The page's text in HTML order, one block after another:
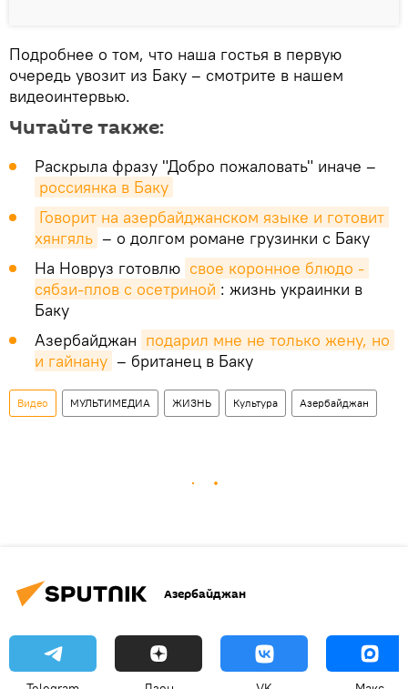
Подробнее о том, что наша гостья в первую
очередь увозит из Баку – смотрите в нашем
видеоинтервью.
Читайте также:
Раскрыла фразу "Добро пожаловать" иначе –
россиянка в Баку
Говорит на азербайджанском языке и готовит
хянгяль – о долгом романе грузинки с Баку
На Новруз готовлю свое коронное блюдо -
сябзи-плов с осетриной : жизнь украинки в
Баку
Азербайджан подарил мне не только жену, но
и гайнану – британец в Баку
Видео МУЛЬТИМЕДИА ЖИЗНЬ Культура Азербайджан
Азербайджан